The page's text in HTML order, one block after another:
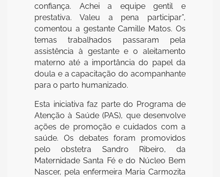
confiança. Achei a equipe gentil e
prestativa. Valeu a pena participar”,
comentou a gestante Camille Matos. Os
temas trabalhados passaram pela
assistência à gestante e o aleitamento
materno até a importância do papel da
doula e a capacitação do acompanhante
para o parto humanizado.
Esta iniciativa faz parte do Programa de
Atenção à Saúde (PAS), que desenvolve
ações de promoção e cuidados com a
saúde. Os debates foram promovidos
pelo obstetra Sandro Ribeiro, da
Maternidade Santa Fé e do Núcleo Bem
Nascer, pela enfermeira Maria Carmozita